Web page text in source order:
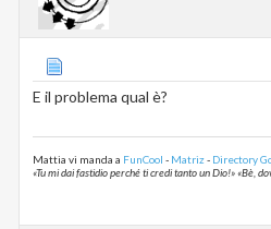
E il problema qual è?
Mattia vi manda a FunCool - Matriz- Directory
«Tu mi dai fastidio perché ti credi tanto un Dio!» «Bè,